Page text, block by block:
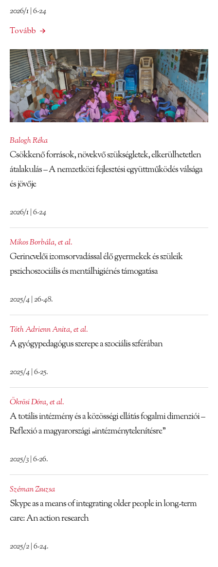
2026/1 | 6-24
Tovább
Balogh Réka
Csökkenő források, növekvő szükségletek, elkerülhetetlen
átalakulás – A nemzetközi fejlesztési együttműködés válsága
és jövője
2026/1 | 6-24
Mikos Borbála,et al.
Gerincvelői izomsorvadással élő gyermekek és szüleik
pszichoszociális és mentálhigiénés támogatása
2025/4 | 26-48.
Tóth Adrienn Anita,et al.
A gyógypedagógus szerepe a szociális szférában
2025/4 | 6-25.
Ökrösi Dóra,et al.
A totális intézmény és a közösségi ellátás fogalmi dimenziói –
Reflexió a magyarországi „intézménytelenítésre”
2025/3 | 6-26.
Széman Zsuzsa
Skype as a means of integrating older people in long-term
care: An action research
2025/2 | 6-24.